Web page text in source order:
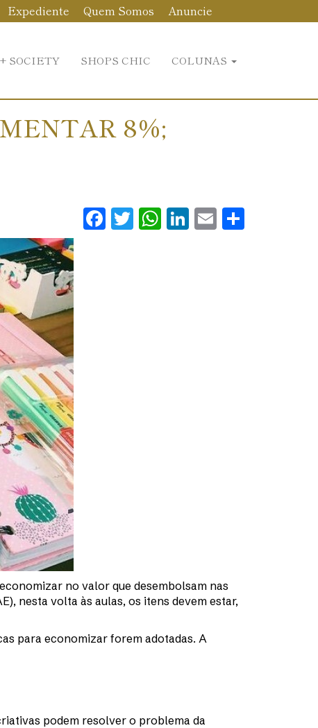
Expediente Quem Somos Anuncie
SOCIETY SHOPS CHIC COLUNAS
8%;
Facebook
Twitter
WhatsApp
LinkedIn
Email
no valor que desembolsam nas
nesta volta às aulas, os itens devem estar,
para economizar forem adotadas. A
podem resolver o problema da